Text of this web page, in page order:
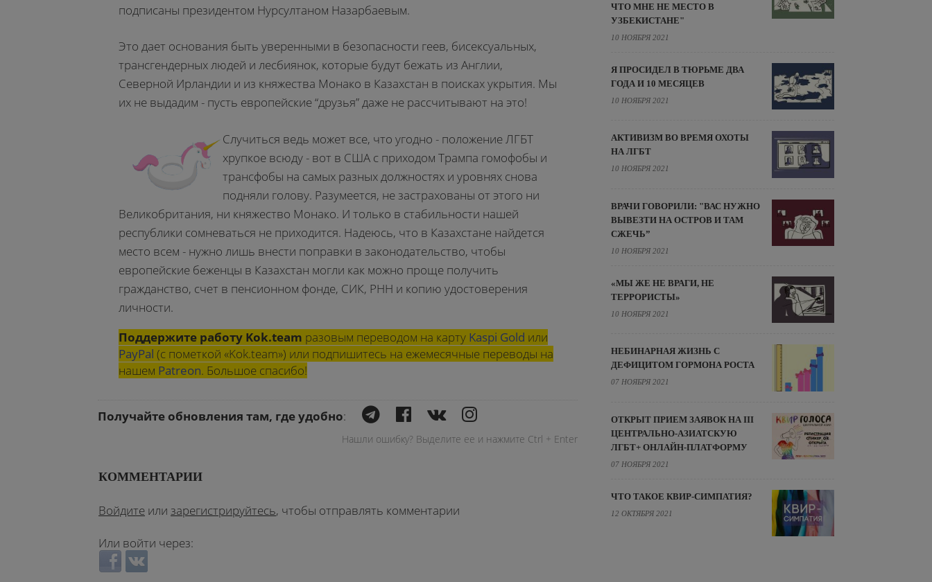
подписаны президентом Нурсултаном Назарбаевым.
Это дает основания быть уверенными в безопасности геев, бисексуальных,
трансгендерных людей и лесбиянок, которые будут бежать из Англии,
Северной Ирландии и из княжества Монако в Казахстан в поисках укрытия. Мы
их не выдадим - пусть европейские “друзья” даже не рассчитывают на это!
Случиться ведь может все, что угодно - положение ЛГБТ
хрупкое всюду - вот в США с приходом Трампа гомофобы и
трансфобы на самых разных должностях и уровнях снова
подняли голову. Разумеется, не застрахованы от этого ни
Великобритания, ни княжество Монако. И только в стабильности нашей
республики сомневаться не приходится. Надеюсь, что в Казахстане найдется
место всем - нужно лишь внести поправки в законодательство, чтобы
европейские беженцы в Казахстан могли как можно проще получить
гражданство, счет в пенсионном фонде, СИК, РНН и копию удостоверения
личности.
Поддержите работу Kok.team разовым переводом на карту Kaspi Gold или
PayPal (с пометкой «Kok.team») или подпишитесь на ежемесячные переводы на
нашем Patreon. Большое спасибо!
Получайте обновления там, где удобно:
Нашли ошибку? Выделите ее и нажмите Ctrl + Enter
КОММЕНТАРИИ
Войдите или зарегистрируйтесь, чтобы отправлять комментарии
Или войти через:
Login with Facebook
Login with ВКонтакте
ЧТО МНЕ НЕ МЕСТО В
УЗБЕКИСТАНЕ"
10 НОЯБРЯ 2021
Я ПРОСИДЕЛ В ТЮРЬМЕ ДВА
ГОДА И 10 МЕСЯЦЕВ
10 НОЯБРЯ 2021
АКТИВИЗМ ВО ВРЕМЯ ОХОТЫ
НА ЛГБТ
10 НОЯБРЯ 2021
ВРАЧИ ГОВОРИЛИ: "ВАС НУЖНО
ВЫВЕЗТИ НА ОСТРОВ И ТАМ
СЖЕЧЬ”
10 НОЯБРЯ 2021
«МЫ ЖЕ НЕ ВРАГИ, НЕ
ТЕРРОРИСТЫ»
10 НОЯБРЯ 2021
НЕБИНАРНАЯ ЖИЗНЬ С
ДЕФИЦИТОМ ГОРМОНА РОСТА
07 НОЯБРЯ 2021
ОТКРЫТ ПРИЕМ ЗАЯВОК НА III
ЦЕНТРАЛЬНО-АЗИАТСКУЮ
ЛГБТ+ ОНЛАЙН-ПЛАТФОРМУ
07 НОЯБРЯ 2021
ЧТО ТАКОЕ КВИР-СИМПАТИЯ?
12 ОКТЯБРЯ 2021